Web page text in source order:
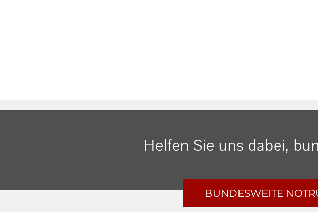
Helfen Sie uns dabei,
BUNDESWEITE